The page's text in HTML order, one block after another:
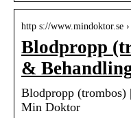
http s://www.mindoktor.se
Blodpropp
&
Blodpropp (trombos)
Min Doktor